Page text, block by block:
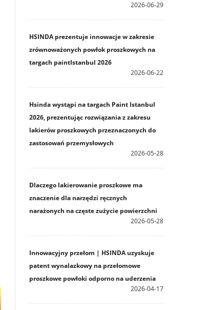
2026-06-29
HSINDA prezentuje innowacje w zakresie
zrównoważonych powłok proszkowych na
targach paintIstanbul 2026
2026-06-22
Hsinda wystąpi na targach Paint Istanbul
2026, prezentując rozwiązania z zakresu
lakierów proszkowych przeznaczonych do
zastosowań przemysłowych
2026-05-28
Dlaczego lakierowanie proszkowe ma
znaczenie dla narzędzi ręcznych
narażonych na częste zużycie powierzchni
2026-05-28
Innowacyjny przełom | HSINDA uzyskuje
patent wynalazkowy na przełomowe
proszkowe powłoki odporno na uderzenia
2026-04-17